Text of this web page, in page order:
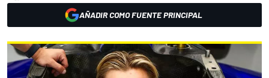
AÑADIR COMO FUENTE PRINCIPAL